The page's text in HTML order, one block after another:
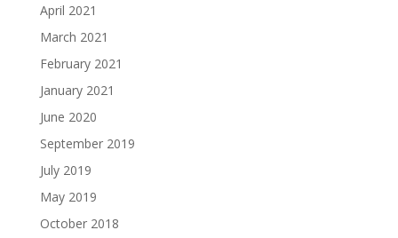
April 2021
March 2021
February 2021
January 2021
June 2020
September 2019
July 2019
May 2019
October 2018